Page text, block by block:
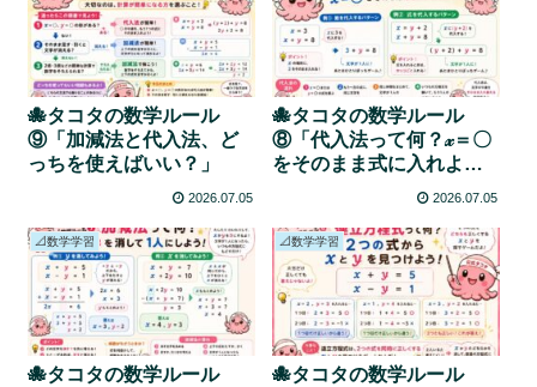
🐙タコタの数学ルール
⑨「加減法と代入法、ど
っちを使えばいい？」
2026.07.05
🐙タコタの数学ルール
⑧「代入法って何？𝓍＝〇
をそのまま式に入れよ
2026.07.05
📐数学学習
🐙タコタの数学ルール
📐数学学習
🐙タコタの数学ルール